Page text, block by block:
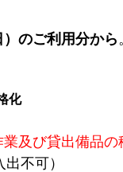
のご利用分から
化
及び貸出備品の
不可）